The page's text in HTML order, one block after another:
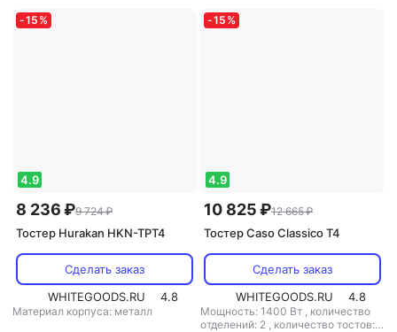
-15 %
4.9
8 236 ₽9 724 ₽
Тостер Hurakan HKN-TPT4
Сделать заказ
WHITEGOODS.RU
4.8
Материал корпуса: металл
-15 %
4.9
10 825 ₽12 665 ₽
Тостер Caso Classico T4
Сделать заказ
WHITEGOODS.RU
4.8
Мощность: 1400 Вт , количество
отделений: 2 , количество тостов: 4